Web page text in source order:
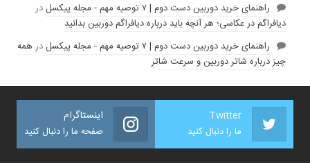
راهنمای خرید دوربین دست دوم | ۷ توصیه مهم - مجله پیکسل
در
دیافراگم در عکاسی؛ هر آنچه باید درباره دیافراگم دوربین بدانید
راهنمای خرید دوربین دست دوم | ۷ توصیه مهم - مجله پیکسل
در همه
چیز درباره شاتر دوربین و سرعت شاتر
Twitter
ما را دنبال کنید
اینستاگرام
صفحه ما را دنبال کنید